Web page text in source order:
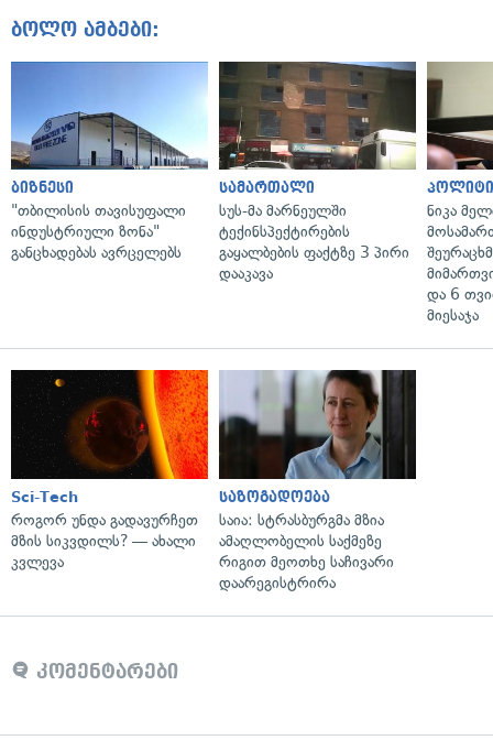
ბოლო ამბები:
ბიზნესი
"თბილისის თავისუფალი
ინდუსტრიული ზონა"
განცხადებას ავრცელებს
სამართალი
სუს-მა მარნეულში
ტექინსპექტირების
გაყალბების ფაქტზე 3 პირი
დააკავა
ნიკა
და 6
მიესაჯა
Sci-Tech
როგორ უნდა გადავურჩეთ
მზის სიკვდილს? — ახალი
კვლევა
საზოგადოება
საია: სტრასბურგმა მზია
ამაღლობელის საქმეზე
რიგით მეოთხე საჩივარი
დაარეგისტრირა
კომენტარები